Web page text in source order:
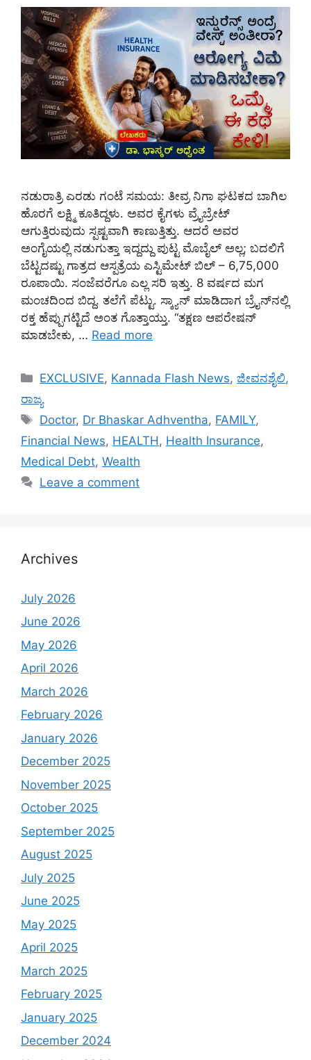
ನಡುರಾತ್ರಿ ಎರಡು ಗಂಟೆ ಸಮಯ: ತೀವ್ರ ನಿಗಾ ಘಟಕದ ಬಾಗಿಲ
ಹೊರಗೆ ಲಕ್ಷ್ಮಿ ಕೂತಿದ್ದಳು. ಅವರ ಕೈಗಳು ವ್ರೈಬ್ರೇಟ್‌
ಆಗುತ್ತಿರುವುದು ಸ್ಪಷ್ಟವಾಗಿ ಕಾಣುತ್ತಿತ್ತು. ಆದರೆ ಅವರ
ಅಂಗೈಯಲ್ಲಿ ನಡುಗುತ್ತಾ ಇದ್ದದ್ದು ಪುಟ್ಟ ಮೊಬೈಲ್ ಅಲ್ಲ; ಬದಲಿಗೆ
ಬೆಟ್ಟದಷ್ಟು ಗಾತ್ರದ ಆಸ್ಪತ್ರೆಯ ಎಸ್ಟಿಮೇಟ್ ಬಿಲ್ – 6,75,000
ರೂಪಾಯಿ. ಸಂಜೆವರೆಗೂ ಎಲ್ಲ ಸರಿ ಇತ್ತು. 8 ವರ್ಷದ ಮಗ
ಮಂಚದಿಂದ ಬಿದ್ದ. ತಲೆಗೆ ಪೆಟ್ಟು. ಸ್ಕ್ಯಾನ್ ಮಾಡಿದಾಗ ಬ್ರೈನ್‌ನಲ್ಲಿ
ರಕ್ತ ಹೆಪ್ಪುಗಟ್ಟಿದೆ ಅಂತ ಗೊತ್ತಾಯ್ತು. “ತಕ್ಷಣ ಆಪರೇಷನ್
ಮಾಡಬೇಕು, … Read more
Categories
EXCLUSIVE, Kannada Flash News,ಜೀವನಶೈಲಿ,
ರಾಜ್ಯ
Tags
Doctor, Dr Bhaskar Adhventha, FAMILY,
Financial News, HEALTH , Health Insurance,
Medical Debt, Wealth
Leave a comment
Archives
July 2026
June 2026
May 2026
April 2026
March 2026
February 2026
January 2026
December 2025
November 2025
October 2025
September 2025
August 2025
July 2025
June 2025
May 2025
April 2025
March 2025
February 2025
January 2025
December 2024